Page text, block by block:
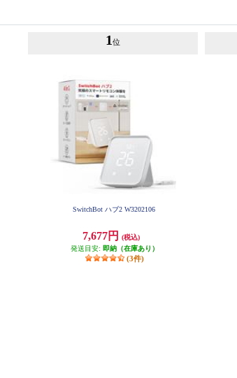
1 位
SwitchBot ハブ2 W3202106
7,677円
(税込)
発送目安: 即納（在庫あり）
(3件)